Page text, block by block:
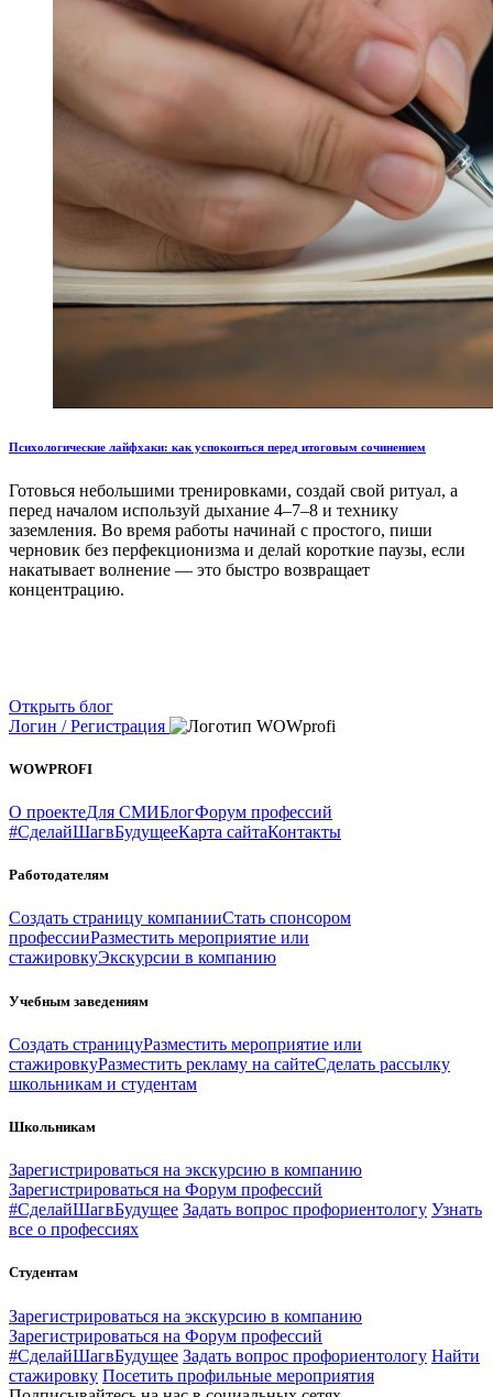
Психологические лайфхаки: как успокоиться перед итоговым сочинением
Готовься небольшими тренировками, создай свой ритуал, а
перед началом используй дыхание 4–7–8 и технику
заземления. Во время работы начинай с простого, пиши
черновик без перфекционизма и делай короткие паузы, если
накатывает волнение — это быстро возвращает
концентрацию.
Открыть блог
Логин / Регистрация
WOWPROFI
О проектеДля СМИБлогФорум профессий
#СделайШагвБудущееКарта сайтаКонтакты
Работодателям
Создать страницу компанииСтать спонсором
профессииРазместить мероприятие или
стажировкуЭкскурсии в компанию
Учебным заведениям
Создать страницуРазместить мероприятие или
стажировкуРазместить рекламу на сайтеСделать рассылку
школьникам и студентам
Школьникам
Зарегистрироваться на экскурсию в компанию
Зарегистрироваться на Форум профессий
#СделайШагвБудущее Задать вопрос профориентологу Узнать
все о профессиях
Студентам
Зарегистрироваться на экскурсию в компанию
Зарегистрироваться на Форум профессий
#СделайШагвБудущее Задать вопрос профориентологу Найти
стажировку Посетить профильные мероприятия